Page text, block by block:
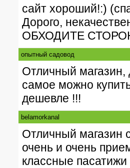
сайт хороший!:)
Дорого,
ОБХОДИТЕ
опытный садовод
Отличный
самое можно
дешевле !!!
belamorkanal
Отличный магазин
очень и очень
классные пасатижи